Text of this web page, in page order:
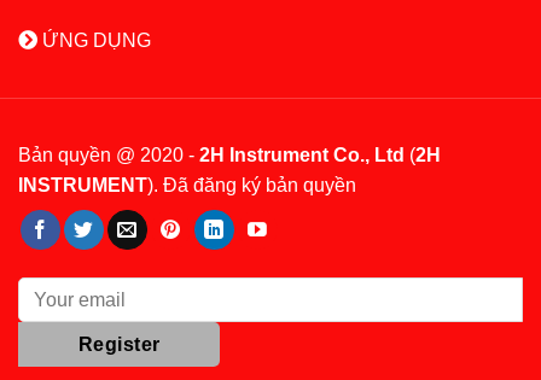
ỨNG DỤNG
Bản quyền @ 2020 - 2H Instrument Co., Ltd (2H
INSTRUMENT). Đã đăng ký bản quyền